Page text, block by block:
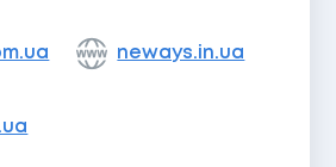
neways.in.ua